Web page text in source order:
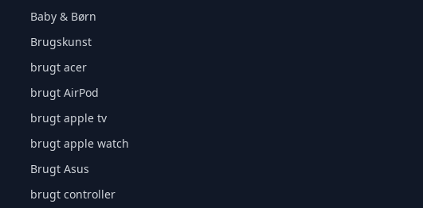
Baby & Børn
Brugskunst
brugt acer
brugt AirPod
brugt apple tv
brugt apple watch
Brugt Asus
brugt controller